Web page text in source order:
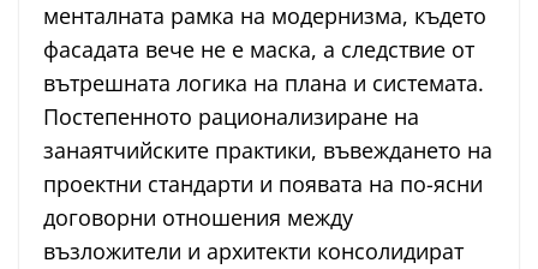
менталната рамка на модернизма, където
фасадата вече не е маска, а следствие от
вътрешната логика на плана и системата.
Постепенното рационализиране на
занаятчийските практики, въвеждането на
проектни стандарти и появата на по-ясни
договорни отношения между
възложители и архитекти консолидират